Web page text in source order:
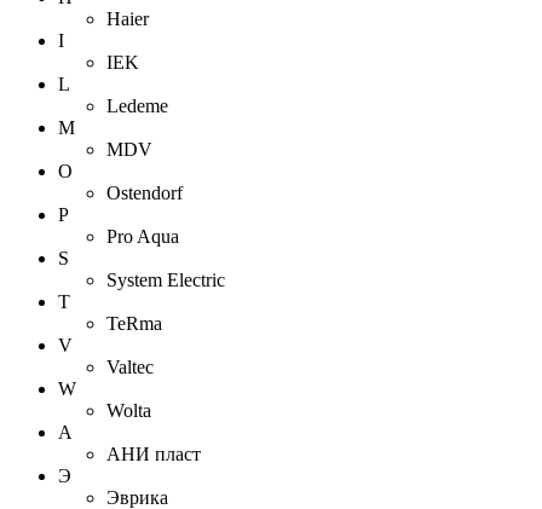
Haier
I
IEK
L
Ledeme
M
MDV
O
Ostendorf
P
Pro Aqua
S
System Electric
T
TeRma
V
Valtec
W
Wolta
А
АНИ пласт
Э
Эврика